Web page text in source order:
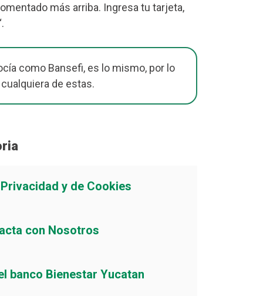
más arriba. Ingresa tu tarjeta,
como Bansefi, es lo mismo, por lo
de estas.
y de Cookies
con Nosotros
banco Bienestar Yucatan